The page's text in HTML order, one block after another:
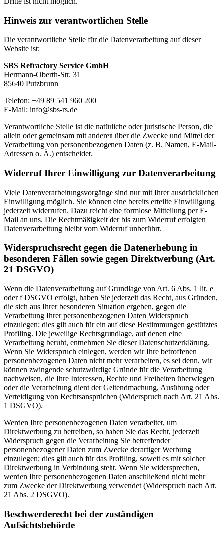
Hinweis zur verantwortlichen Stelle
Die verantwortliche Stelle für die Datenverarbeitung auf dieser
Website ist:
SBS Refractory Service GmbH
Hermann-Oberth-Str. 31
85640 Putzbrunn
Telefon: +49 89 541 960 200
E-Mail: info@sbs-rs.de
Verantwortliche Stelle ist die natürliche oder juristische Person, die
allein oder gemeinsam mit anderen über die Zwecke und Mittel der
Verarbeitung von personenbezogenen Daten (z. B. Namen, E-Mail-
Adressen o. Ä.) entscheidet.
Widerruf Ihrer Einwilligung zur Datenverarbeitung
Viele Datenverarbeitungsvorgänge sind nur mit Ihrer ausdrücklichen
Einwilligung möglich. Sie können eine bereits erteilte Einwilligung
jederzeit widerrufen. Dazu reicht eine formlose Mitteilung per E-
Mail an uns. Die Rechtmäßigkeit der bis zum Widerruf erfolgten
Datenverarbeitung bleibt vom Widerruf unberührt.
Widerspruchsrecht gegen die Datenerhebung in
besonderen Fällen sowie gegen Direktwerbung (Art.
21 DSGVO)
Wenn die Datenverarbeitung auf Grundlage von Art. 6 Abs. 1 lit. e
oder f DSGVO erfolgt, haben Sie jederzeit das Recht, aus Gründen,
die sich aus Ihrer besonderen Situation ergeben, gegen die
Verarbeitung Ihrer personenbezogenen Daten Widerspruch
einzulegen; dies gilt auch für ein auf diese Bestimmungen gestütztes
Profiling. Die jeweilige Rechtsgrundlage, auf denen eine
Verarbeitung beruht, entnehmen Sie dieser Datenschutzerklärung.
Wenn Sie Widerspruch einlegen, werden wir Ihre betroffenen
personenbezogenen Daten nicht mehr verarbeiten, es sei denn, wir
können zwingende schutzwürdige Gründe für die Verarbeitung
nachweisen, die Ihre Interessen, Rechte und Freiheiten überwiegen
oder die Verarbeitung dient der Geltendmachung, Ausübung oder
Verteidigung von Rechtsansprüchen (Widerspruch nach Art. 21 Abs.
1 DSGVO).
Werden Ihre personenbezogenen Daten verarbeitet, um
Direktwerbung zu betreiben, so haben Sie das Recht, jederzeit
Widerspruch gegen die Verarbeitung Sie betreffender
personenbezogener Daten zum Zwecke derartiger Werbung
einzulegen; dies gilt auch für das Profiling, soweit es mit solcher
Direktwerbung in Verbindung steht. Wenn Sie widersprechen,
werden Ihre personenbezogenen Daten anschließend nicht mehr
zum Zwecke der Direktwerbung verwendet (Widerspruch nach Art.
21 Abs. 2 DSGVO).
Beschwerderecht bei der zuständigen
Aufsichtsbehörde